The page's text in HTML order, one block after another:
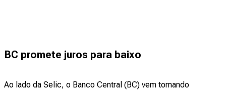
BC promete juros para baixo
Ao lado da Selic, o Banco Central (BC) vem tomando